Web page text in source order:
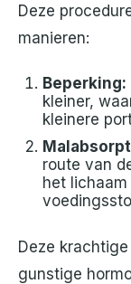
Deze
manieren:
Beperking:
kleiner,
kleinere
route van
het
Deze
gunstige